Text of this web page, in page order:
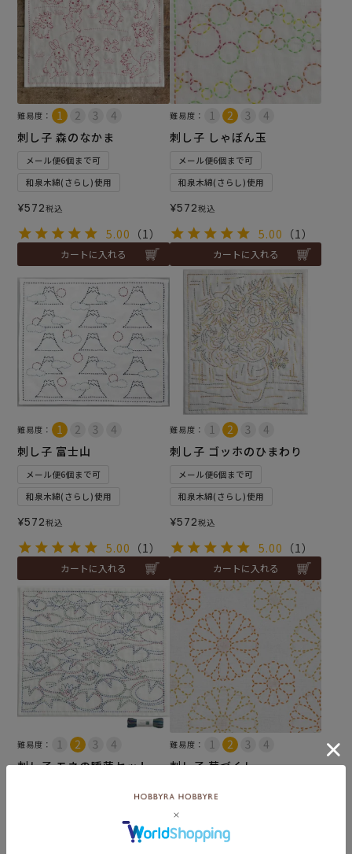
難易度：
刺し子 森のなかま
メール便6個まで可
和泉木綿(さらし)使用
¥572税込
5.00 （1）
カートに入れる
難易度：
刺し子 しゃぼん玉
メール便6個まで可
和泉木綿(さらし)使用
¥572税込
5.00 （1）
カートに入れる
難易度：
刺し子 富士山
メール便6個まで可
和泉木綿(さらし)使用
¥572税込
5.00 （1）
カートに入れる
難易度：
刺し子 ゴッホのひまわり
メール便6個まで可
和泉木綿(さらし)使用
¥572税込
5.00 （1）
カートに入れる
難易度：
刺し子 モネの睡蓮セット
難易度：
刺し子 菊づくし
和泉木綿(さらし)使用
¥572税込